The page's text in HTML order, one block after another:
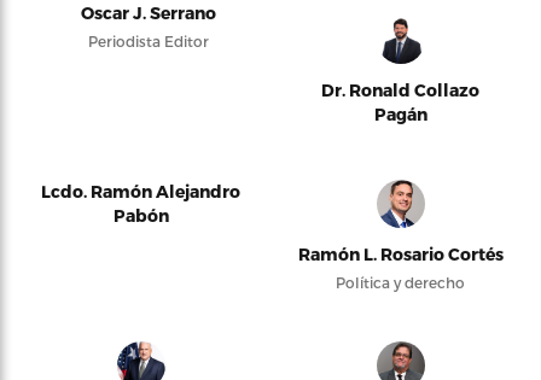
Oscar J. Serrano
Periodista Editor
Dr. Ronald Collazo
Pagán
Lcdo. Ramón Alejandro
Pabón
Ramón L. Rosario Cortés
Política y derecho